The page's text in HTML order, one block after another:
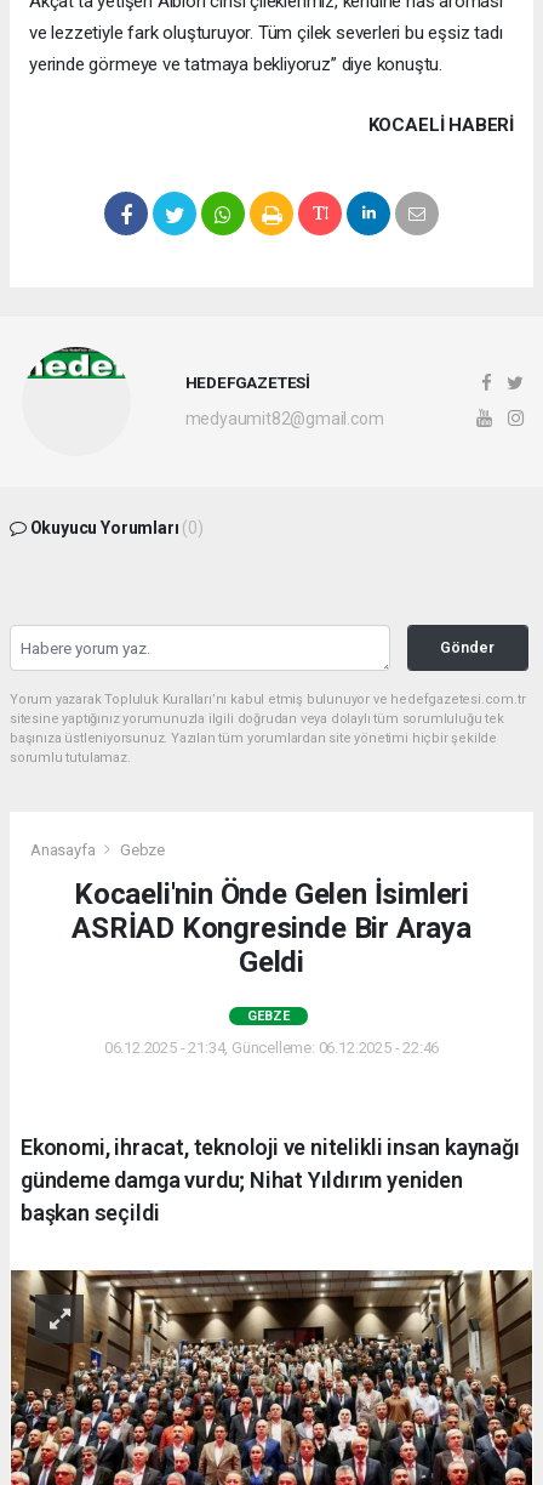
ve lezzetiyle fark oluşturuyor. Tüm çilek severleri bu eşsiz tadı
yerinde görmeye ve tatmaya bekliyoruz” diye konuştu.
KOCAELI HABERİ
HEDEFGAZETESİ
medyaumit82@gmail.com
Okuyucu Yorumları (0)
Gönder
Yorum yazarak Topluluk Kuralları’nı kabul etmiş bulunuyor ve hedefgazetesi.com.tr
sitesine yaptığınız yorumunuzla ilgili doğrudan veya dolaylı tüm sorumluluğu tek
başınıza üstleniyorsunuz. Yazılan tüm yorumlardan site yönetimi hiçbir şekilde
sorumlu tutulamaz.
Anasayfa Gebze
Kocaeli'nin Önde Gelen İsimleri
ASRİAD Kongresinde Bir Araya
Geldi
GEBZE
06.12.2025 - 21:34, Güncelleme: 06.12.2025 - 22:46
Ekonomi, ihracat, teknoloji ve nitelikli insan kaynağı
gündeme damga vurdu; Nihat Yıldırım yeniden
başkan seçildi